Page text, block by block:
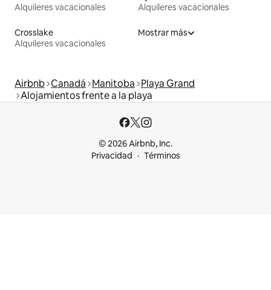
Alquileres vacacionales
Alquileres vacacionales
Crosslake
Alquileres vacacionales
Mostrar más
Airbnb Canadá Manitoba Playa Grand
Alojamientos frente a la playa
© 2026 Airbnb, Inc.
Privacidad
Términos